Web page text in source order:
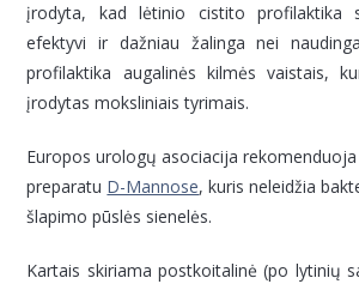
įrodyta, kad lėtinio cistito profilaktika
efektyvi ir dažniau žalinga nei
profilaktika augalinės kilmės vaistais,
įrodytas moksliniais tyrimais.
Europos urologų asociacija
preparatu D-Mannose, kuris neleidžia
šlapimo pūslės sienelės.
Kartais skiriama postkoitalinė (po lytinių